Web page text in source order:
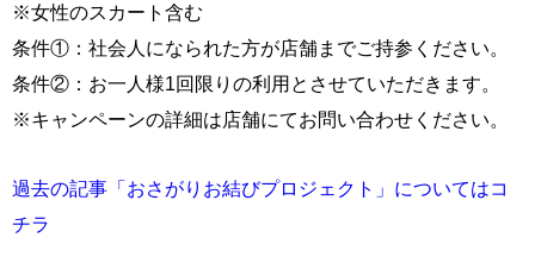
※女性のスカート含む
条件①：社会人になられた方が店舗までご持参ください。
条件②：お一人様1回限りの利用とさせていただきます。
※キャンペーンの詳細は店舗にてお問い合わせください。
過去の記事「おさがりお結びプロジェクト」についてはコ
チラ